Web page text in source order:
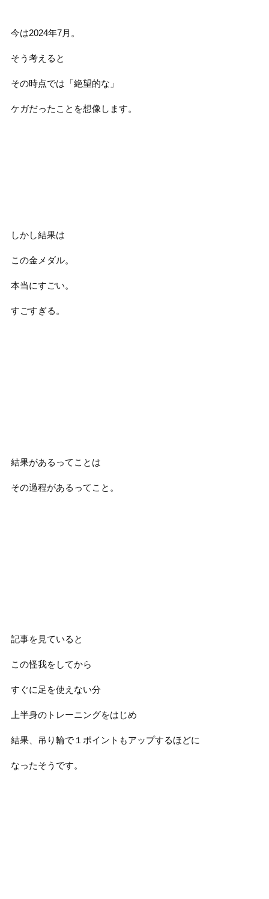
今は2024年7月。
そう考えると
その時点では「絶望的な」
ケガだったことを想像します。
しかし結果は
この金メダル。
本当にすごい。
すごすぎる。
結果があるってことは
その過程があるってこと。
記事を見ていると
この怪我をしてから
すぐに足を使えない分
上半身のトレーニングをはじめ
結果、吊り輪で１ポイントもアップするほどに
なったそうです。